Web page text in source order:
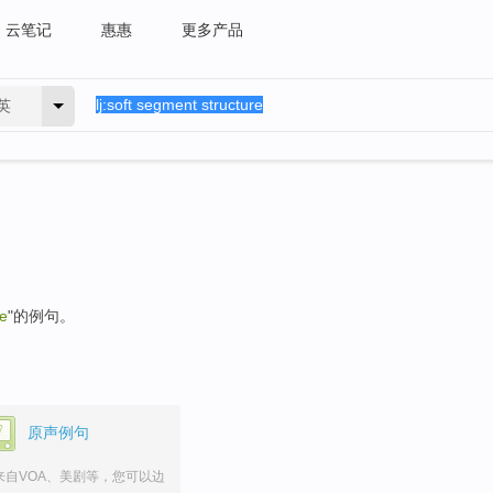
云笔记 惠惠 更多产品
"的例句。
原声例句
自VOA、美剧等，您可以边